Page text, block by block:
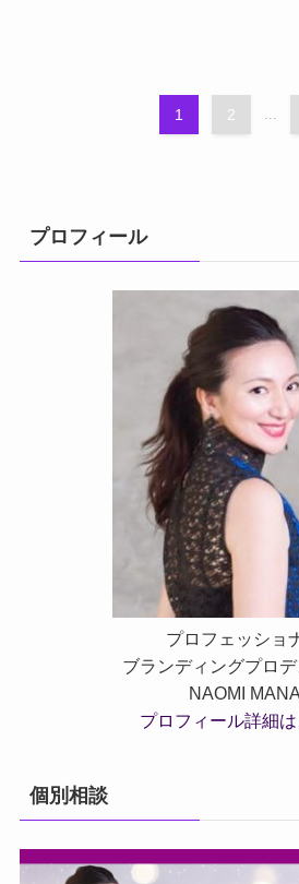
1 2 ...
プロフィール
プロフェッショ
ブランディングプロ
NAOMI MANA
プロフィール詳細
個別相談